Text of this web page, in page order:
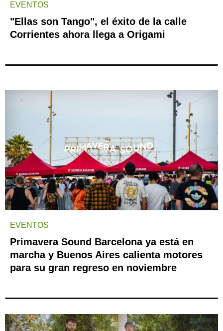
EVENTOS
"Ellas son Tango", el éxito de la calle
Corrientes ahora llega a Origami
EVENTOS
Primavera Sound Barcelona ya está en
marcha y Buenos Aires calienta motores
para su gran regreso en noviembre